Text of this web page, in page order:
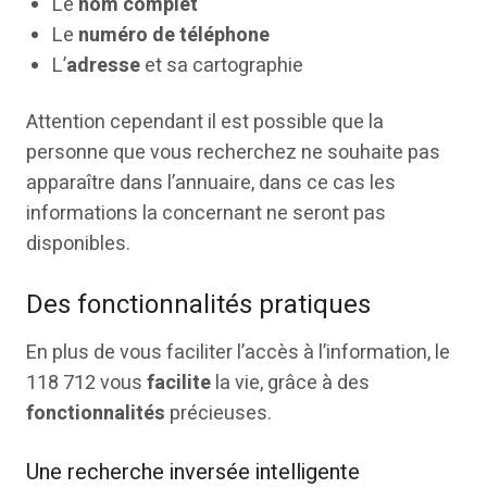
Le numéro de téléphone
L’adresseet sa cartographie
Attention cependant il est possible que la
personne que vous recherchez ne souhaite pas
apparaître dans l’annuaire, dans ce cas les
informations la concernant ne seront pas
disponibles.
Des fonctionnalités pratiques
En plus de vous faciliter l’accès à l’information, le
118 712 vousfacilitela vie, grâce à des
fonctionnalités précieuses.
Une recherche inversée intelligente